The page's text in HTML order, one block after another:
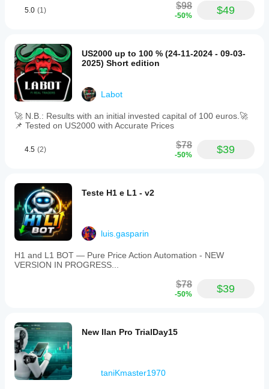
5.0 (1) $98
-50% $49
US2000 up to 100 % (24-11-2024 - 09-03-
2025) Short edition
Labot
🚀 N.B.: Results with an initial invested capital of 100 euros.🚀
📌 Tested on US2000 with Accurate Prices
4.5 (2) $78
-50% $39
Teste H1 e L1 - v2
luis.gasparin
H1 and L1 BOT — Pure Price Action Automation - NEW
VERSION IN PROGRESS...
$78
-50% $39
New Ilan Pro TrialDay15
taniKmaster1970